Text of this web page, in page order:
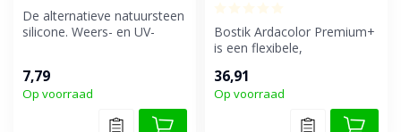
De alternatieve natuursteen
silicone. Weers- en UV-
7,79
Op voorraad
Bostik Ardacolor Premium+
is een flexibele,
voegmortel. Geschik...
36,91
Op voorraad